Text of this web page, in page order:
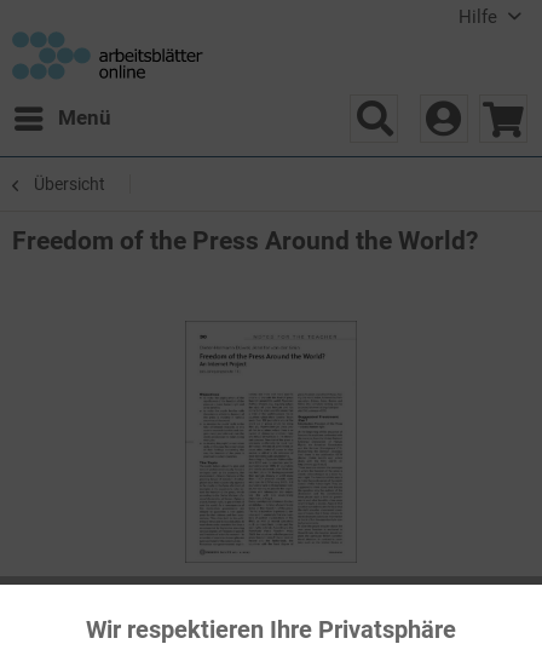
Hilfe
Menü
Übersicht
Freedom of the Press Around the World?
Für Sie als Mitglied entspricht dies 5,30 Euro.
Funktionale Aktiv
Wir respektieren Ihre Privatsphäre